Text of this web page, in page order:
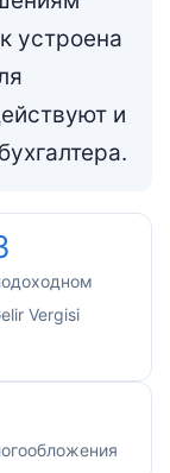
устроена
и
Vergisi